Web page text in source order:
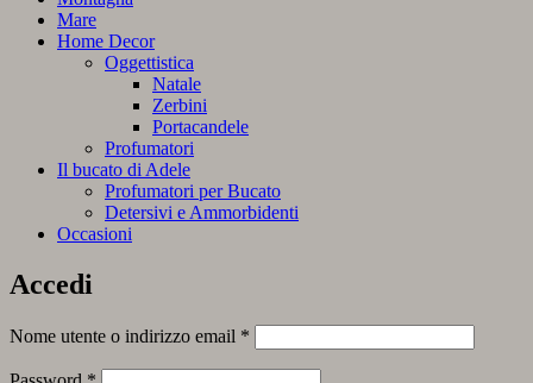
Mare
Home Decor
Oggettistica
Natale
Zerbini
Portacandele
Profumatori
Il bucato di Adele
Profumatori per Bucato
Detersivi e Ammorbidenti
Occasioni
Accedi
Nome utente o indirizzo email *